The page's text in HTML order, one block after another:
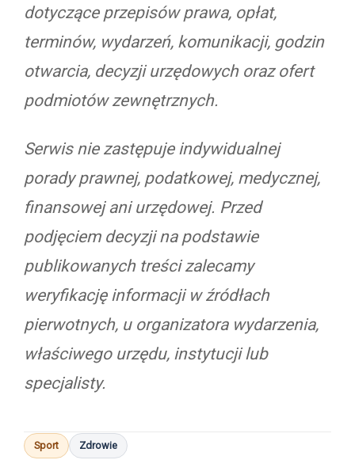
dotyczące przepisów prawa, opłat,
terminów, wydarzeń, komunikacji, godzin
otwarcia, decyzji urzędowych oraz ofert
podmiotów zewnętrznych.
Serwis nie zastępuje indywidualnej
porady prawnej, podatkowej, medycznej,
finansowej ani urzędowej. Przed
podjęciem decyzji na podstawie
publikowanych treści zalecamy
weryfikację informacji w źródłach
pierwotnych, u organizatora wydarzenia,
właściwego urzędu, instytucji lub
specjalisty.
Sport Zdrowie